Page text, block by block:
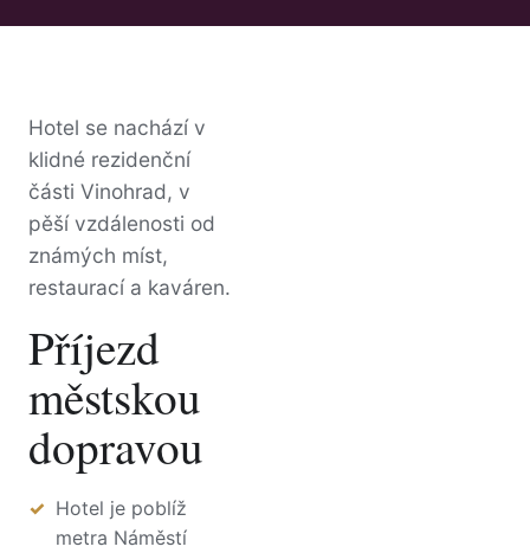
Hotel se nachází v
klidné rezidenční
části Vinohrad, v
pěší vzdálenosti od
známých míst,
restaurací a kaváren.
Příjezd
městskou
dopravou
Hotel je poblíž
metra Náměstí